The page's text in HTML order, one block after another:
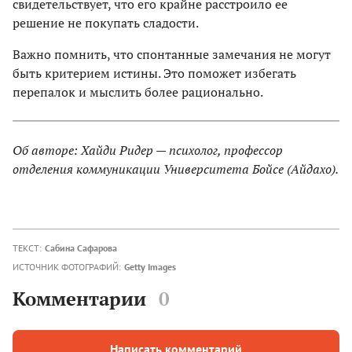
свидетельствует, что его крайне расстроило ее
решение не покупать сладости.
Важно помнить, что спонтанные замечания не могут
быть критерием истины. Это поможет избегать
перепалок и мыслить более рационально.
Об авторе: Хайди Ридер — психолог, профессор
отделения коммуникации Университета Бойсе (Айдахо).
ТЕКСТ: Сабина Сафарова
ИСТОЧНИК ФОТОГРАФИЙ: Getty Images
Комментарии 0
Написать комментарий